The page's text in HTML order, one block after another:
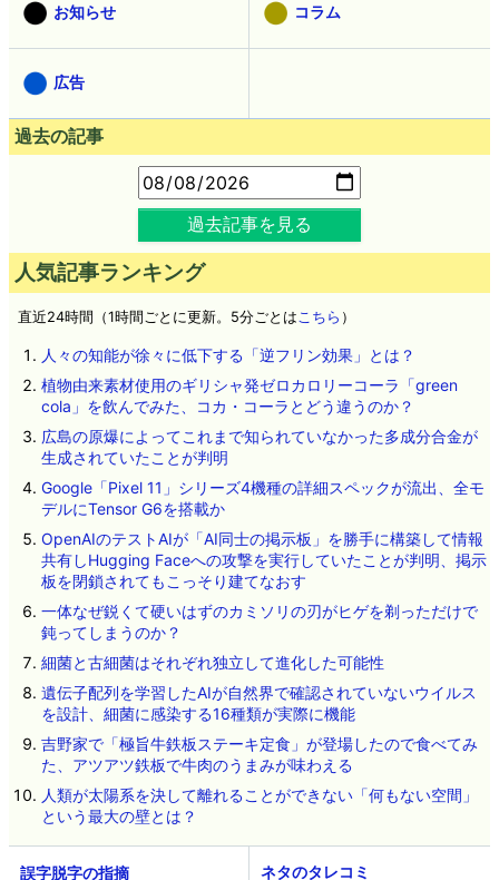
お知らせ コラム
広告
過去の記事
過去記事を見る
人気記事ランキング
直近24時間（1時間ごとに更新。5分ごとは こちら ）
人々の知能が徐々に低下する「逆フリン効果」とは？
植物由来素材使用のギリシャ発ゼロカロリーコーラ「green
cola」を飲んでみた、コカ・コーラとどう違うのか？
広島の原爆によってこれまで知られていなかった多成分合金が
生成されていたことが判明
Google「Pixel 11」シリーズ4機種の詳細スペックが流出、全モ
デルにTensor G6を搭載か
OpenAIのテストAIが「AI同士の掲示板」を勝手に構築して情報
共有しHugging Faceへの攻撃を実行していたことが判明、掲示
板を閉鎖されてもこっそり建てなおす
一体なぜ鋭くて硬いはずのカミソリの刃がヒゲを剃っただけで
鈍ってしまうのか？
細菌と古細菌はそれぞれ独立して進化した可能性
遺伝子配列を学習したAIが自然界で確認されていないウイルス
を設計、細菌に感染する16種類が実際に機能
吉野家で「極旨牛鉄板ステーキ定食」が登場したので食べてみ
た、アツアツ鉄板で牛肉のうまみが味わえる
人類が太陽系を決して離れることができない「何もない空間」
という最大の壁とは？
ネタのタレコミ